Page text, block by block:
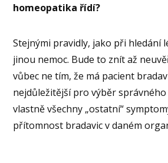
homeopatika řídí?
Stejnými pravidly, jako při hledání
jinou nemoc. Bude to znít až
vůbec ne tím, že má pacient
nejdůležitější pro výběr
vlastně všechny „ostatní“
přítomnost bradavic v daném